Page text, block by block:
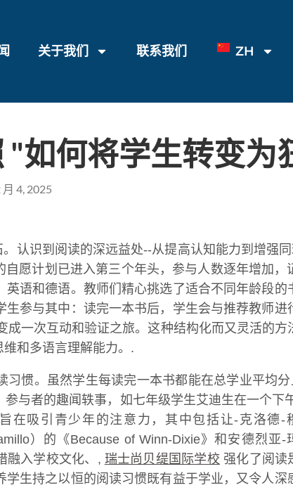
关于我们 联系我们 ZH
如何将学生转变为
月 4, 2025
认识到阅读的深远益处--从提高认知能力到增强
愿计划已进入第三个年头，参与人数逐年增加，
语和德语。教师们精心挑选了适合不同年龄段的
参与其中：读完一本书后，学生会与推荐教师进
一次互动和验证之旅。这种结构化而又灵活的方
和多语言理解能力。.
习惯。虽然学生每读完一本书都能在总学业平均
与者的趣闻轶事，如七年级学生艾迪生在一个下
吸引青少年的注意力，其中包括让-克洛德-
）的《Because of Winn-Dixie》和安德烈亚-
融入学校文化、, 瑞士尚贝缇国际学校 强化了阅读
生持之以恒的阅读习惯既有益于学业，又令人深